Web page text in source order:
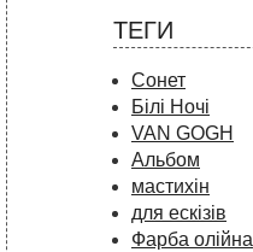
ТЕГИ
Сонет
Білі Ночі
VAN GOGH
Альбом
мастихін
для ескізів
Фарба олійна